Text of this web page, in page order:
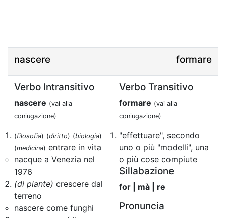
nascere formare
Verbo Intransitivo
nascere (vai alla
coniugazione)
(filosofia) (diritto) (biologia)
(medicina) entrare in vita
nacque a Venezia nel
1976
(di piante) crescere dal
terreno
nascere come funghi
Verbo Transitivo
formare (vai alla
coniugazione)
"effettuare", secondo
uno o più "modelli", una
o più cose compiute
Sillabazione
for | mà | re
Pronuncia